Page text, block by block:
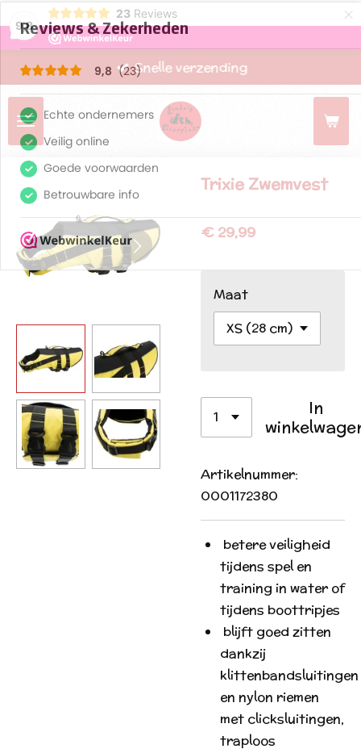
9,8
23 Reviews ×
Snelle verzending
Trixie Zwemvest
€ 29,99
Maat
In
Artikelnummer:
0001172380
betere veiligheid
tijdens spel en
training in water of
tijdens boottripjes
blijft goed zitten
dankzij
klittenbandsluitingen
en nylon riemen
met clicksluitingen,
traploos